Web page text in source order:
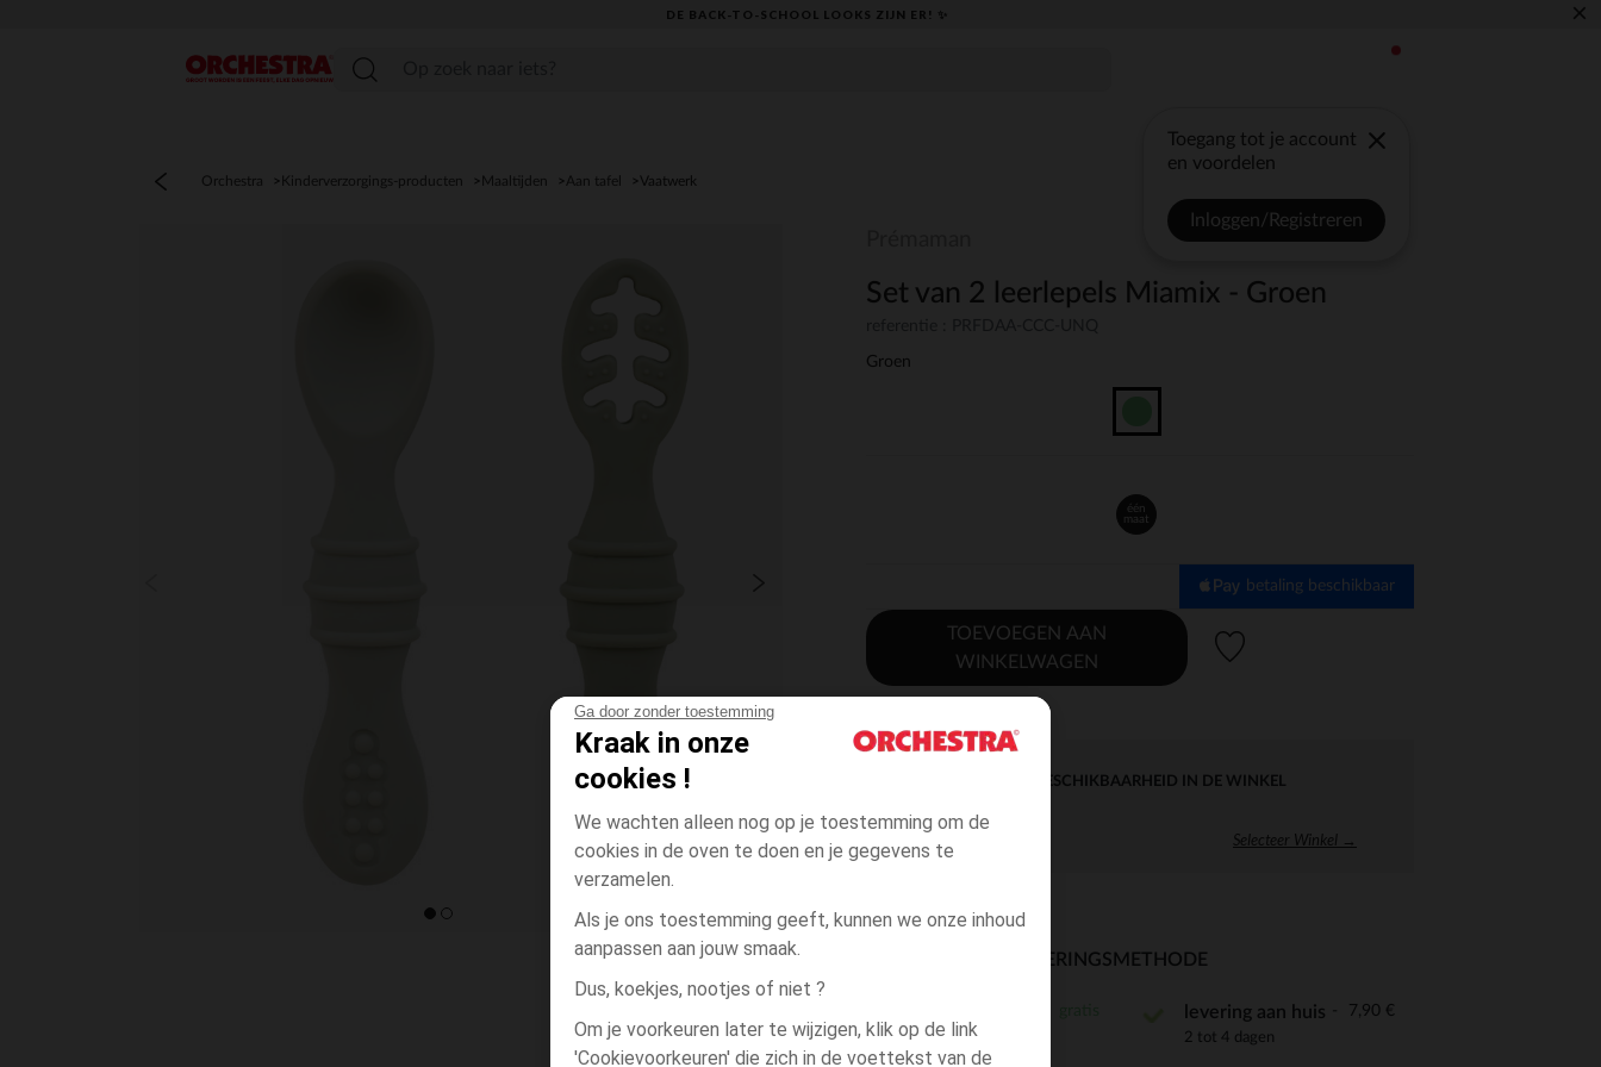
Ga door zonder toestemming
Kraak in onze
cookies !
We wachten alleen nog op je toestemming om de
cookies in de oven te doen en je gegevens te
verzamelen.
Als je ons toestemming geeft, kunnen we onze inhoud
aanpassen aan jouw smaak.
Dus, koekjes, nootjes of niet ?
Om je voorkeuren later te wijzigen, klik op de link
'Cookievoorkeuren' die zich in de voettekst van de
DE BACK-TO-SCHOOL LOOKS ZIJN ER! ✨ ×
menu
Toegang tot je account
en voordelen
Inloggen/Registreren
Orchestra Kinderverzorgings-producten Maaltijden Aan tafel Vaatwerk
Set van 2 leerlepels Miamix - Groen
Groen
één
maat
betaling beschikbaar
TOEVOEGEN AAN
WINKELWAGEN
DIRECTE BESCHIKBAARHEID IN DE WINKEL
Selecteer Winkel →
BESCHIKBAARE LEVERINGSMETHODE
3 tot 10 dagen
levering aan huis 7,90 €
2 tot 4 dagen